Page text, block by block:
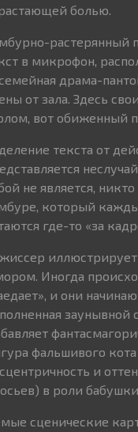
болью.
растерянный
в микрофон,
драма-
от зала. Здесь
вот обиженный
текста от
не является,
который
где-то «за
Иногда
и они
фальшивого
и
в роли
сценические